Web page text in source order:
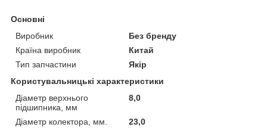
Основні
Виробник
Без бренду
Країна виробник
Китай
Тип запчастини
Якір
Користувальницькі характеристики
Діаметр верхнього
підшипника, мм
8,0
Діаметр колектора, мм.
23,0